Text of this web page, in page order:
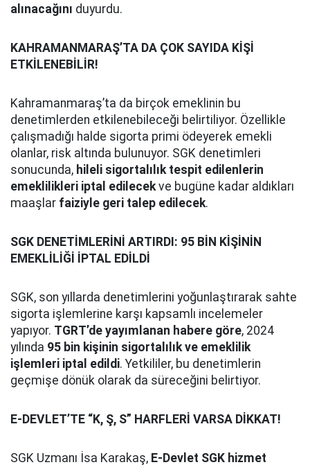
alınacağını duyurdu.
KAHRAMANMARAŞ’TA DA ÇOK SAYIDA KİŞİ
ETKİLENEBİLİR!
Kahramanmaraş’ta da birçok emeklinin bu
denetimlerden etkilenebileceği belirtiliyor. Özellikle
çalışmadığı halde sigorta primi ödeyerek emekli
olanlar, risk altında bulunuyor. SGK denetimleri
sonucunda, hileli sigortalılık tespit edilenlerin
emeklilikleri iptal edilecekve bugüne kadar aldıkları
maaşlar faiziyle geri talep edilecek.
SGK DENETİMLERİNİ ARTIRDI: 95 BİN KİŞİNİN
EMEKLİLİĞİ İPTAL EDİLDİ
SGK, son yıllarda denetimlerini yoğunlaştırarak sahte
sigorta işlemlerine karşı kapsamlı incelemeler
yapıyor. TGRT’de yayımlanan habere göre, 2024
yılında 95 bin kişinin sigortalılık ve emeklilik
işlemleri iptal edildi. Yetkililer, bu denetimlerin
geçmişe dönük olarak da süreceğini belirtiyor.
E-DEVLET’TE “K, Ş, S” HARFLERİ VARSA DİKKAT!
SGK Uzmanı İsa Karakaş, E-Devlet SGK hizmet